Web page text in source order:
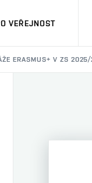
VEŘEJNOST
ERASMUS+ V ZS